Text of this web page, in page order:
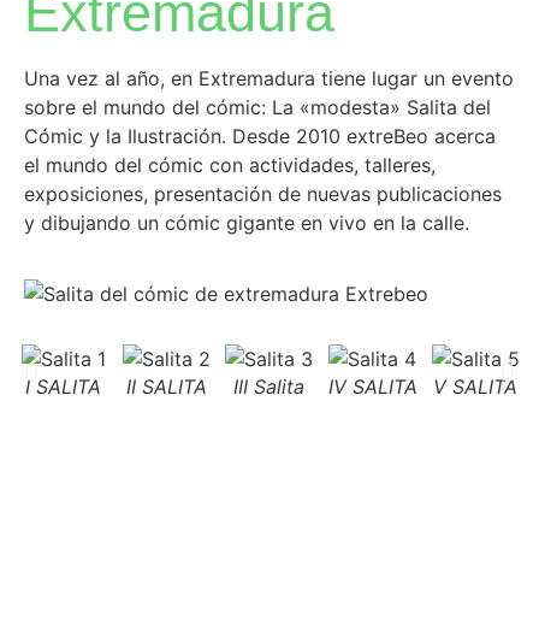
Extremadura
Una vez al año, en Extremadura tiene lugar un evento
sobre el mundo del cómic: La «modesta» Salita del
Cómic y la Ilustración. Desde 2010 extreBeo acerca
el mundo del cómic con actividades, talleres,
exposiciones, presentación de nuevas publicaciones
y dibujando un cómic gigante en vivo en la calle.
I SALITA II SALITA III Salita IV SALITA V SALITA